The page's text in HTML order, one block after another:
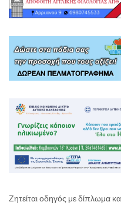
Ζητείται οδηγός με δίπλωμα